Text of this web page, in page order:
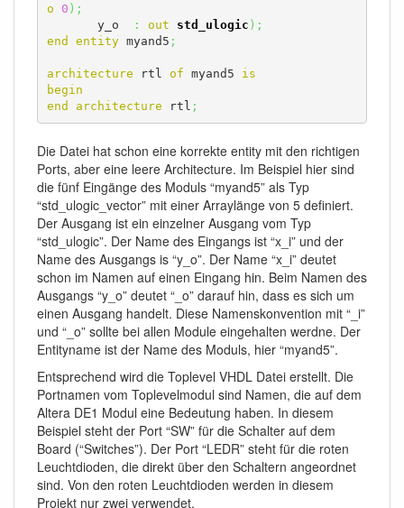
o
0 ) ;
       y_o
: out std_ulogic ) ;
end
entity myand5 ;
architecture rtl of myand5 is
begin
end
architecture rtl ;
Die Datei hat schon eine korrekte entity mit den richtigen
Ports, aber eine leere Architecture. Im Beispiel hier sind
die fünf Eingänge des Moduls “myand5” als Typ
“std_ulogic_vector” mit einer Arraylänge von 5 definiert.
Der Ausgang ist ein einzelner Ausgang vom Typ
“std_ulogic”. Der Name des Eingangs ist “x_i” und der
Name des Ausgangs is “y_o”. Der Name “x_i” deutet
schon im Namen auf einen Eingang hin. Beim Namen des
Ausgangs “y_o” deutet “_o” darauf hin, dass es sich um
einen Ausgang handelt. Diese Namenskonvention mit “_i”
und “_o” sollte bei allen Module eingehalten werdne. Der
Entityname ist der Name des Moduls, hier “myand5”.
Entsprechend wird die Toplevel VHDL Datei erstellt. Die
Portnamen vom Toplevelmodul sind Namen, die auf dem
Altera DE1 Modul eine Bedeutung haben. In diesem
Beispiel steht der Port “SW” für die Schalter auf dem
Board (“Switches”). Der Port “LEDR” steht für die roten
Leuchtdioden, die direkt über den Schaltern angeordnet
sind. Von den roten Leuchtdioden werden in diesem
Projekt nur zwei verwendet.